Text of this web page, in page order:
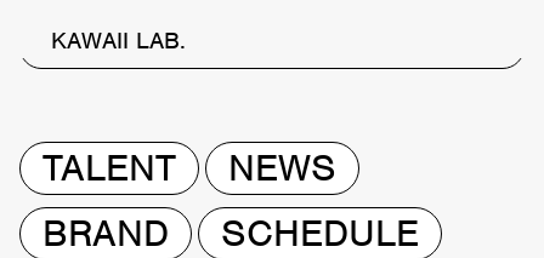
KAWAII LAB.
TALENT
NEWS
BRAND
SCHEDULE